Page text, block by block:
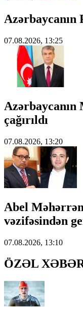
Azərbaycanın
07.08.2026, 13:25
çağırıldı
07.08.2026, 13:20
Abel
vəzifəsindən
07.08.2026, 13:10
ÖZƏL